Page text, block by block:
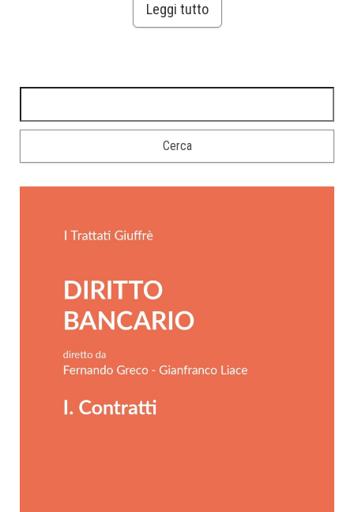
Leggi tutto